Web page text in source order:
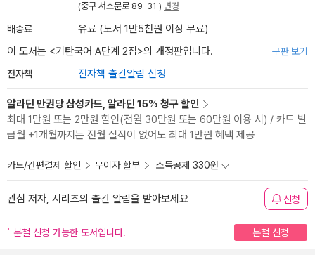
(중구 서소문로 89-31 ) 변경
배송료
유료 (도서 1만5천원 이상 무료)
이 도서는 <기탄국어 A단계 2집>의 개정판입니다. 구판 보기
전자책 전자책 출간알림 신청
알라딘 만권당 삼성카드, 알라딘 15% 청구 할인
최대 1만원 또는 2만원 할인(전월 30만원 또는 60만원 이용 시) / 카드 발
급월 +1개월까지는 전월 실적이 없어도 최대 1만원 혜택 제공
카드/간편결제 할인 무이자 할부 소득공제 330원
관심 저자, 시리즈의 출간 알림을 받아보세요 신청
분철 신청 가능한 도서입니다. 분철 신청